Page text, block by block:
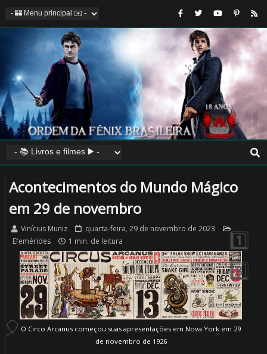
Acontecimentos do Mundo Mágico
em 29 de novembro
Vinícius Muniz
quarta-feira, 29 de novembro de 2023
Efemérides
1 min. de leitura
O Circo Arcanus começou suas apresentações em Nova York em 29
de novembro de 1926